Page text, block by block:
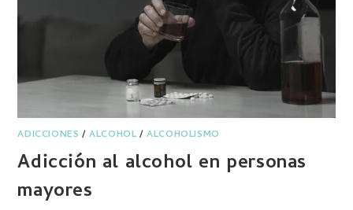
ADICCIONES /ALCOHOL /ALCOHOLISMO
Adicción al alcohol en personas
mayores